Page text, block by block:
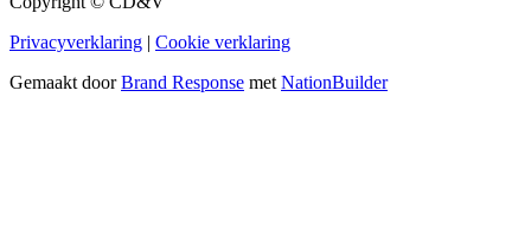
Privacyverklaring | Cookie verklaring
Gemaakt doorBrand Response metNationBuilder